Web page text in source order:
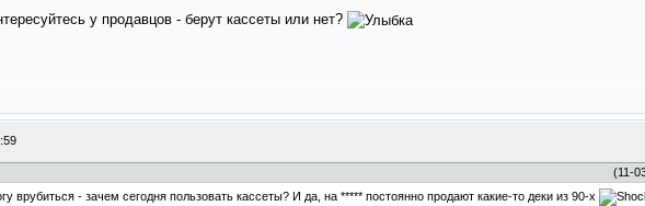
у продавцов - берут кассеты или нет?
(11-
врубиться - зачем сегодня пользовать кассеты? И да, на ***** постоянно продают какие-то деки из 90-х